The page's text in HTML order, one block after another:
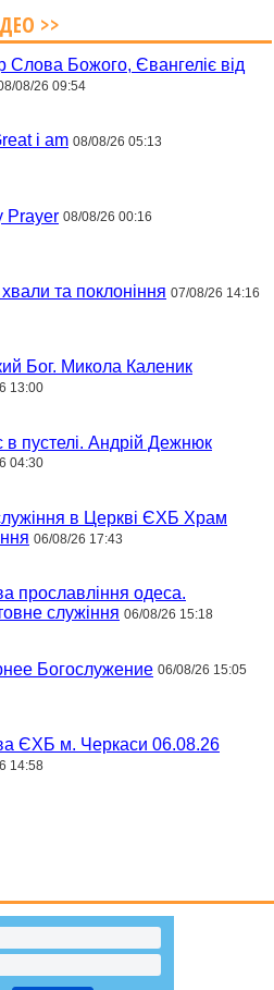
>>
Слова Божого, Євангеліє від
08/26 09:54
i am 08/08/26 05:13
Prayer 08/08/26 00:16
хвали та поклоніння 07/08/26 14:16
Бог. Микола Каленик
13:00
в пустелі. Андрій Дежнюк
04:30
в Церкві ЄХБ Храм
06/08/26 17:43
прославління одеса.
служіння 06/08/26 15:18
Богослужение 06/08/26 15:05
ЄХБ м. Черкаси 06.08.26
14:58